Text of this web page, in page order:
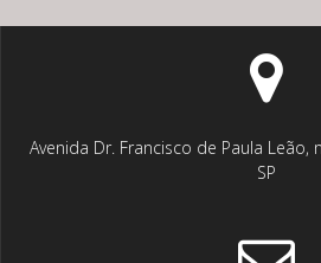
Avenida Dr. Francisco de Paula Leão,
SP